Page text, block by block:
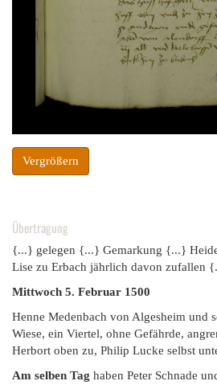
Vergrößern
Übertragung
{...} gelegen {...} Gemarkung {...}
Lise zu Erbach jährlich davon zufallen
Mittwoch 5. Februar 1500
Henne Medenbach von Algesheim und
Wiese, ein Viertel, ohne Gefährde,
Herbort oben zu, Philip Lucke selbst
Am selben Tag haben Peter Schnade